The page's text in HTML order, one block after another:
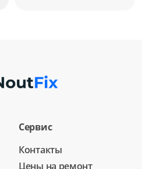
Сервис
Контакты
Цены на ремонт